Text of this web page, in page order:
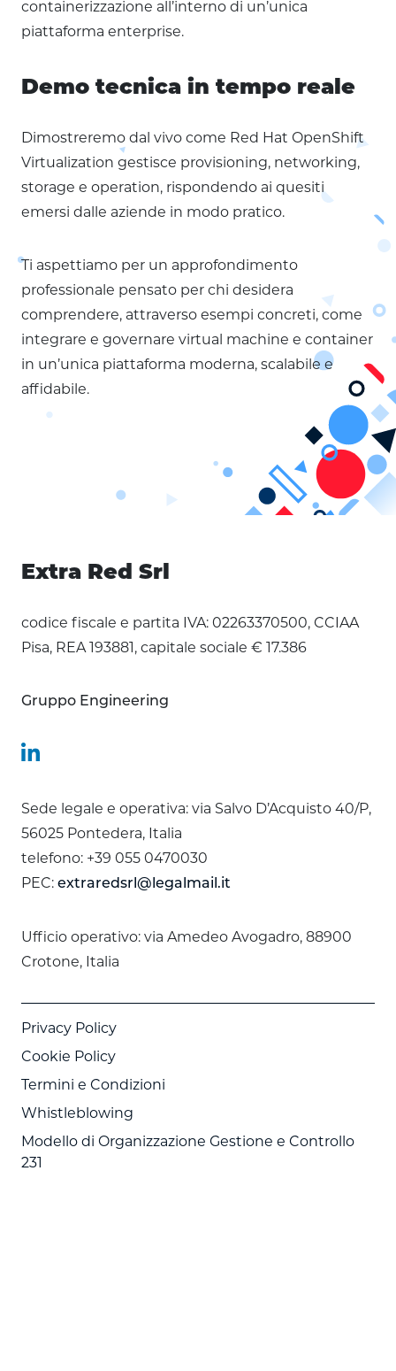
containerizzazione all’interno di un’unica
piattaforma enterprise.
Demo tecnica in tempo reale
Dimostreremo dal vivo come Red Hat OpenShift
Virtualization gestisce provisioning, networking,
storage e operation, rispondendo ai quesiti
emersi dalle aziende in modo pratico.
Ti aspettiamo per un approfondimento
professionale pensato per chi desidera
comprendere, attraverso esempi concreti, come
integrare e governare virtual machine e container
in un’unica piattaforma moderna, scalabile e
affidabile.
Extra Red Srl
codice fiscale e partita IVA: 02263370500, CCIAA
Pisa, REA 193881, capitale sociale € 17.386
Gruppo Engineering
Sede legale e operativa: via Salvo D’Acquisto 40/P,
56025 Pontedera, Italia
telefono: +39 055 0470030
PEC: extraredsrl@legalmail.it
Ufficio operativo: via Amedeo Avogadro, 88900
Crotone, Italia
Privacy Policy
Cookie Policy
Termini e Condizioni
Whistleblowing
Modello di Organizzazione Gestione e Controllo
231